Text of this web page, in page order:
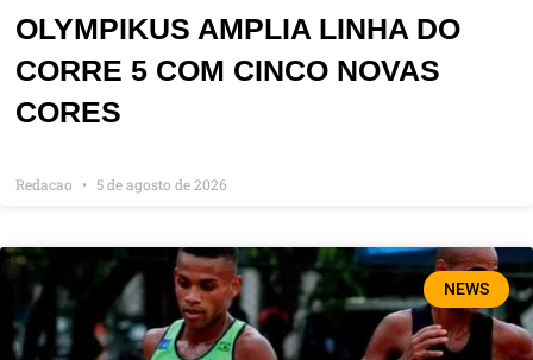
OLYMPIKUS AMPLIA LINHA DO
CORRE 5 COM CINCO NOVAS
CORES
Redacao 5 de agosto de 2026
NEWS